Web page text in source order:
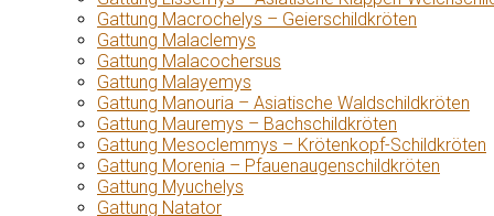
Gattung Macrochelys – Geierschildkröten
Gattung Malaclemys
Gattung Malacochersus
Gattung Malayemys
Gattung Manouria – Asiatische Waldschildkröten
Gattung Mauremys – Bachschildkröten
Gattung Mesoclemmys – Krötenkopf-Schildkröten
Gattung Morenia – Pfauenaugenschildkröten
Gattung Myuchelys
Gattung Natator